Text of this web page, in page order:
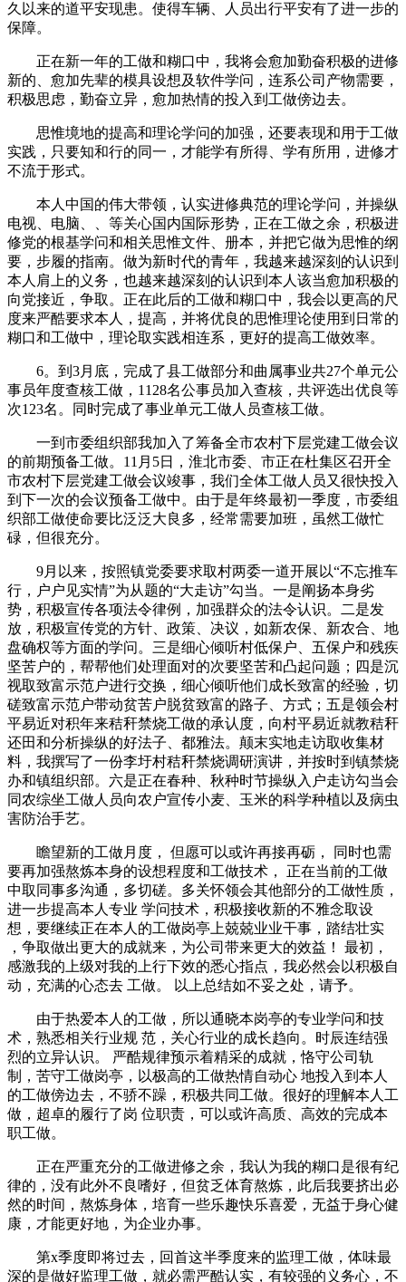
久以来的道平安现患。使得车辆、人员出行平安有了进一步的
保障。
正在新一年的工做和糊口中，我将会愈加勤奋积极的进修
新的、愈加先辈的模具设想及软件学问，连系公司产物需要，
积极思虑，勤奋立异，愈加热情的投入到工做傍边去。
思惟境地的提高和理论学问的加强，还要表现和用于工做
实践，只要知和行的同一，才能学有所得、学有所用，进修才
不流于形式。
本人中国的伟大带领，认实进修典范的理论学问，并操纵
电视、电脑、、等关心国内国际形势，正在工做之余，积极进
修党的根基学问和相关思惟文件、册本，并把它做为思惟的纲
要，步履的指南。做为新时代的青年，我越来越深刻的认识到
本人肩上的义务，也越来越深刻的认识到本人该当愈加积极的
向党接近，争取。正在此后的工做和糊口中，我会以更高的尺
度来严酷要求本人，提高，并将优良的思惟理论使用到日常的
糊口和工做中，理论取实践相连系，更好的提高工做效率。
6。到3月底，完成了县工做部分和曲属事业共27个单元公
事员年度查核工做，1128名公事员加入查核，共评选出优良等
次123名。同时完成了事业单元工做人员查核工做。
一到市委组织部我加入了筹备全市农村下层党建工做会议
的前期预备工做。11月5日，淮北市委、市正在杜集区召开全
市农村下层党建工做会议竣事，我们全体工做人员又很快投入
到下一次的会议预备工做中。由于是年终最初一季度，市委组
织部工做使命要比泛泛大良多，经常需要加班，虽然工做忙
碌，但很充分。
9月以来，按照镇党委要求取村两委一道开展以“不忘推车
行，户户见实情”为从题的“大走访”勾当。一是阐扬本身劣
势，积极宣传各项法令律例，加强群众的法令认识。二是发
放，积极宣传党的方针、政策、决议，如新农保、新农合、地
盘确权等方面的学问。三是细心倾听村低保户、五保户和残疾
坚苦户的，帮帮他们处理面对的次要坚苦和凸起问题；四是沉
视取致富示范户进行交换，细心倾听他们成长致富的经验，切
磋致富示范户带动贫苦户脱贫致富的路子、方式；五是领会村
平易近对积年来秸秆禁烧工做的承认度，向村平易近就教秸秆
还田和分析操纵的好法子、都雅法。颠末实地走访取收集材
料，我撰写了一份李圩村秸秆禁烧调研演讲，并按时到镇禁烧
办和镇组织部。六是正在春种、秋种时节操纵入户走访勾当会
同农综坐工做人员向农户宣传小麦、玉米的科学种植以及病虫
害防治手艺。
瞻望新的工做月度， 但愿可以或许再接再砺， 同时也需
要再加强熬炼本身的设想程度和工做技术， 正在当前的工做
中取同事多沟通，多切磋。多关怀领会其他部分的工做性质，
进一步提高本人专业 学问技术，积极接收新的不雅念取设
想，要继续正在本人的工做岗亭上兢兢业业干事，踏结壮实
，争取做出更大的成就来，为公司带来更大的效益！ 最初，
感激我的上级对我的上行下效的悉心指点，我必然会以积极自
动，充满的心态去 工做。 以上总结如不妥之处，请予。
由于热爱本人的工做，所以通晓本岗亭的专业学问和技
术，熟悉相关行业规 范，关心行业的成长趋向。时辰连结强
烈的立异认识。 严酷规律预示着精采的成就，恪守公司轨
制，苦守工做岗亭，以极高的工做热情自动心 地投入到本人
的工做傍边去，不骄不躁，积极共同工做。很好的理解本人工
做，超卓的履行了岗 位职责，可以或许高质、高效的完成本
职工做。
正在严重充分的工做进修之余，我认为我的糊口是很有纪
律的，没有此外不良嗜好，但贫乏体育熬炼，此后我要挤出必
然的时间，熬炼身体，培育一些乐趣快乐喜爱，无益于身心健
康，才能更好地，为企业办事。
第x季度即将过去，回首这半季度来的监理工做，体味最
深的是做好监理工做，就必需严酷认实，有较强的义务心，不